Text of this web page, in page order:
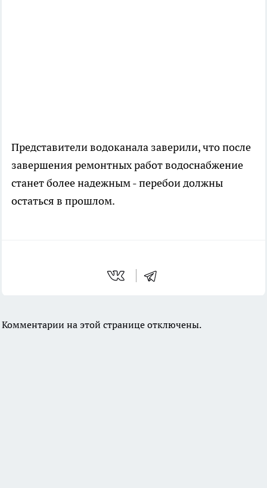
Представители водоканала заверили, что после
завершения ремонтных работ водоснабжение
станет более надежным - перебои должны
остаться в прошлом.
Комментарии на этой странице отключены.